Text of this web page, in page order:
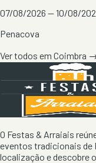
07/08/2026 — 10/08/
Penacova
Ver todos em Coimbra
O Festas & Arraiais
eventos tradicionais de
localização e descobre